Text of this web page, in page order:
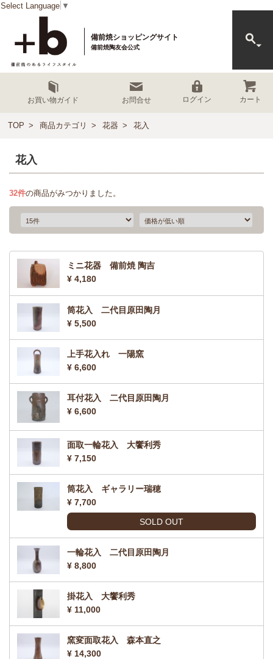
Select Language ▼
備前焼ショッピングサイト
備前焼陶友会公式
お買い物ガイド お問合せ ログイン カート
TOP 商品カテゴリ 花器 花入
花入
32件の商品がみつかりました。
ミニ花器 備前焼 陶吉
¥ 4,180
筒花入 二代目原田陶月
¥ 5,500
上手花入れ 一陽窯
¥ 6,600
耳付花入 二代目原田陶月
¥ 6,600
面取一輪花入 大饗利秀
¥ 7,150
筒花入 ギャラリー瑞穂
¥ 7,700
SOLD OUT
一輪花入 二代目原田陶月
¥ 8,800
掛花入 大饗利秀
¥ 11,000
窯変面取花入 森本直之
¥ 14,300